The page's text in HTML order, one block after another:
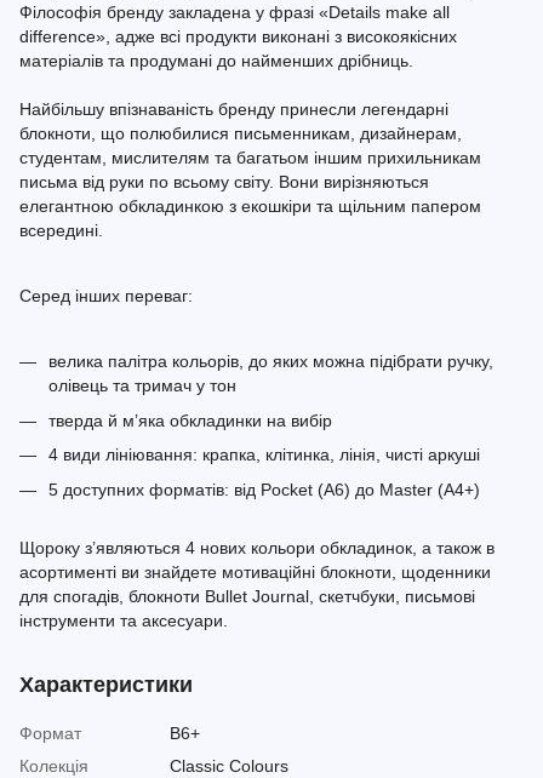
Філософія бренду закладена у фразі «Details make all
difference», адже всі продукти виконані з високоякісних
матеріалів та продумані до найменших дрібниць.
Найбільшу впізнаваність бренду принесли легендарні
блокноти, що полюбилися письменникам, дизайнерам,
студентам, мислителям та багатьом іншим прихильникам
письма від руки по всьому світу. Вони вирізняються
елегантною обкладинкою з екошкіри та щільним папером
всередині.
Серед інших переваг:
велика палітра кольорів, до яких можна підібрати ручку,
олівець та тримач у тон
тверда й м’яка обкладинки на вибір
4 види лініювання: крапка, клітинка, лінія, чисті аркуші
5 доступних форматів: від Pocket (A6) до Master (A4+)
Щороку з’являються 4 нових кольори обкладинок, а також в
асортименті ви знайдете мотиваційні блокноти, щоденники
для спогадів, блокноти Bullet Journal, скетчбуки, письмові
інструменти та аксесуари.
Характеристики
Формат
B6+
Колекція
Classic Colours